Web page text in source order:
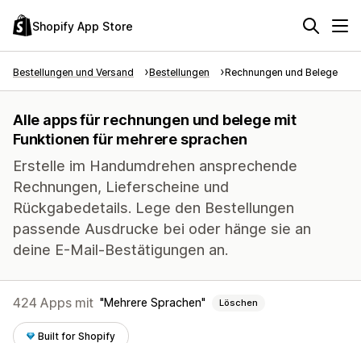
Shopify App Store
Bestellungen und Versand Bestellungen Rechnungen und Belege
Alle apps für rechnungen und belege mit
Funktionen für mehrere sprachen
Erstelle im Handumdrehen ansprechende
Rechnungen, Lieferscheine und
Rückgabedetails. Lege den Bestellungen
passende Ausdrucke bei oder hänge sie an
deine E-Mail-Bestätigungen an.
424 Apps mit Mehrere Sprachen Löschen
Built for Shopify